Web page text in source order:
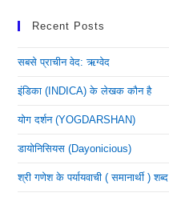
Recent Posts
सबसे प्राचीन वेद: ऋग्वेद
इंडिका (INDICA) के लेखक कौन है
योग दर्शन (YOGDARSHAN)
डायोनिसियस (dayonicious)
श्री गणेश के पर्यायवाची ( समानार्थी ) शब्द